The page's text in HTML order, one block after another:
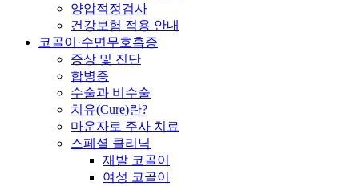
양압적정검사
건강보험 적용 안내
코골이·수면무호흡증
증상 및 진단
합병증
수술과 비수술
치유(Cure)란?
마운자로 주사 치료
스페셜 클리닉
재발 코골이
여성 코골이